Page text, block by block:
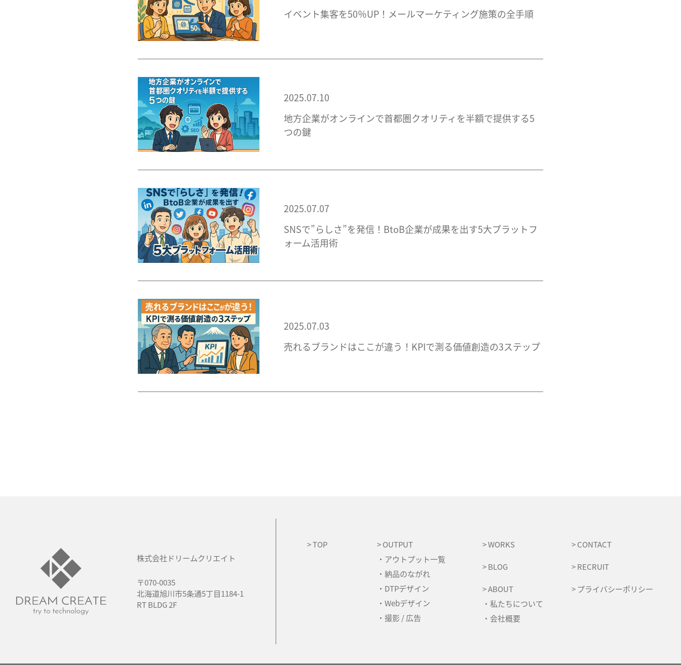
イベント集客を50％UP！メールマーケティング施策の全手順
2025.07.10
地方企業がオンラインで首都圏クオリティを半額で提供する5
つの鍵
2025.07.07
SNSで”らしさ”を発信！BtoB企業が成果を出す5大プラットフ
ォーム活用術
2025.07.03
売れるブランドはここが違う！KPIで測る価値創造の3ステップ
株式会社ドリームクリエイト
〒070-0035
北海道旭川市5条通5丁目1184-1
RT BLDG 2F
> TOP
> OUTPUT
・アウトプット一覧
・納品のながれ
・DTPデザイン
・Webデザイン
・撮影 / 広告
> WORKS
> BLOG
> ABOUT
・私たちについて
・会社概要
> CONTACT
> RECRUIT
> プライバシーポリシー